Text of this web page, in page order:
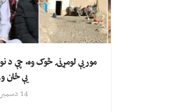
مور یې لومړنۍ څوک وه، چې د
یې ځان
14 دسمبر 2025